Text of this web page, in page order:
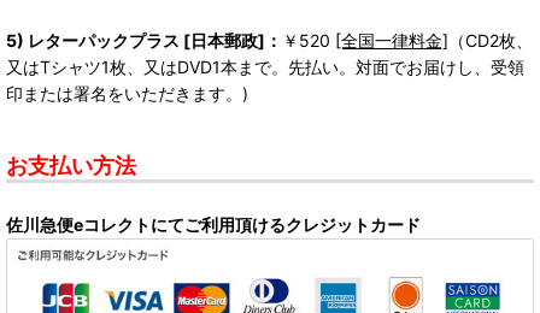
5) レターパックプラス [日本郵政]： ￥520 [全国一律料金] （CD2枚、
又はTシャツ1枚、又はDVD1本まで。先払い。対面でお届けし、受領
印または署名をいただきます。)
お支払い方法
佐川急便eコレクトにてご利用頂けるクレジットカード